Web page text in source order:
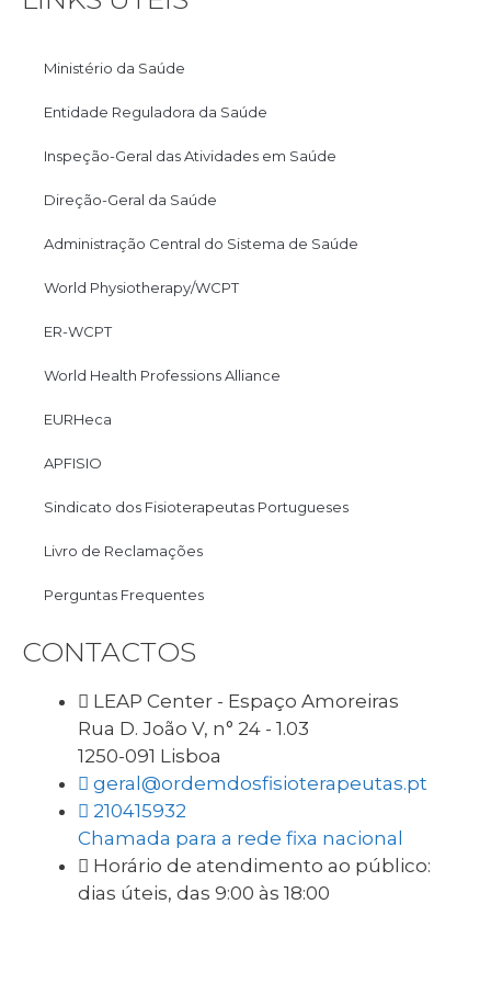
Ministério da Saúde
Entidade Reguladora da Saúde
Inspeção-Geral das Atividades em Saúde
Direção-Geral da Saúde
Administração Central do Sistema de Saúde
World Physiotherapy/WCPT
ER-WCPT
World Health Professions Alliance
EURHeca
APFISIO
Sindicato dos Fisioterapeutas Portugueses
Livro de Reclamações
Perguntas Frequentes
CONTACTOS
LEAP Center - Espaço Amoreiras
Rua D. João V, n° 24 - 1.03
1250-091 Lisboa
geral@ordemdosfisioterapeutas.pt
210415932
Chamada para a rede fixa nacional
Horário de atendimento ao público:
dias úteis, das 9:00 às 18:00